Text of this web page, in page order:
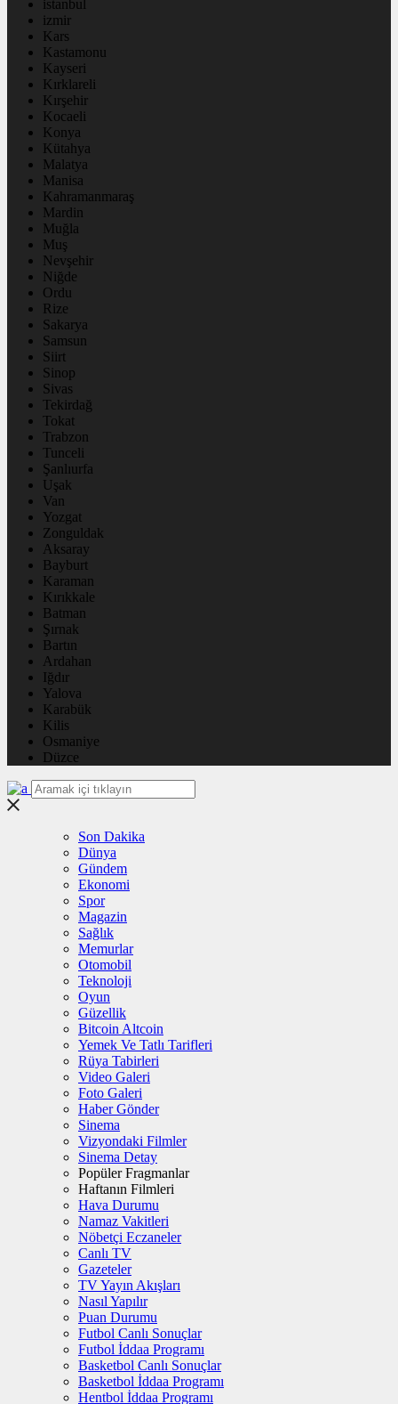
istanbul
izmir
Kars
Kastamonu
Kayseri
Kırklareli
Kırşehir
Kocaeli
Konya
Kütahya
Malatya
Manisa
Kahramanmaraş
Mardin
Muğla
Muş
Nevşehir
Niğde
Ordu
Rize
Sakarya
Samsun
Siirt
Sinop
Sivas
Tekirdağ
Tokat
Trabzon
Tunceli
Şanlıurfa
Uşak
Van
Yozgat
Zonguldak
Aksaray
Bayburt
Karaman
Kırıkkale
Batman
Şırnak
Bartın
Ardahan
Iğdır
Yalova
Karabük
Kilis
Osmaniye
Düzce
Son Dakika
Dünya
Gündem
Ekonomi
Spor
Magazin
Sağlık
Memurlar
Otomobil
Teknoloji
Oyun
Güzellik
Bitcoin Altcoin
Yemek Ve Tatlı Tarifleri
Rüya Tabirleri
Video Galeri
Foto Galeri
Haber Gönder
Sinema
Vizyondaki Filmler
Sinema Detay
Popüler Fragmanlar
Haftanın Filmleri
Hava Durumu
Namaz Vakitleri
Nöbetçi Eczaneler
Canlı TV
Gazeteler
TV Yayın Akışları
Nasıl Yapılır
Puan Durumu
Futbol Canlı Sonuçlar
Futbol İddaa Programı
Basketbol Canlı Sonuçlar
Basketbol İddaa Programı
Hentbol İddaa Programı